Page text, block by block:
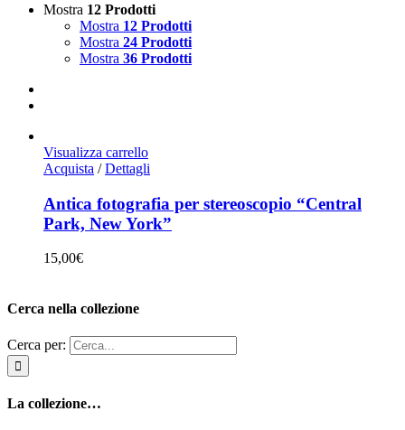
Mostra 12 Prodotti
Mostra 12 Prodotti
Mostra 24 Prodotti
Mostra 36 Prodotti
Visualizza carrello
Acquista / Dettagli
Antica fotografia per stereoscopio “Central
Park, New York”
15,00€
Cerca nella collezione
Cerca per:
La collezione…